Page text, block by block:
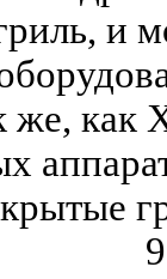
и
же, как